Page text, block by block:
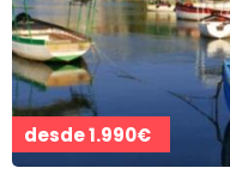
desde1.990€